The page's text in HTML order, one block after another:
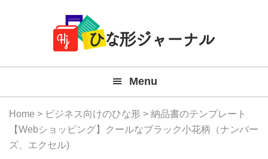
Navigation
料
テ
プ
レ
Menu
Home > ビジネス向けのひな形 > 納品書のテンプレート
【Webショッピング】クールなブラック小花柄（ナンバー
ズ、エクセル)